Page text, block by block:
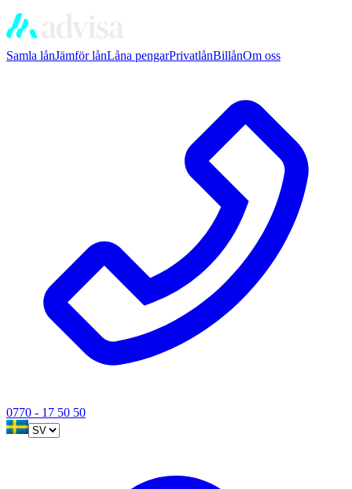
Samla lånJämför lånLåna pengarPrivatlånBillånOm oss
0770 - 17 50 50